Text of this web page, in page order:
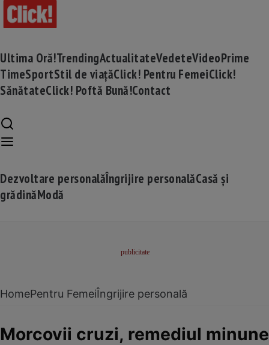
Ultima Oră!TrendingActualitateVedeteVideoPrime
TimeSportStil de viațăClick! Pentru FemeiClick!
SănătateClick! Poftă Bună!Contact
Dezvoltare personalăÎngrijire personalăCasă și
grădinăModă
HomePentru FemeiÎngrijire personală
Morcovii cruzi, remediul